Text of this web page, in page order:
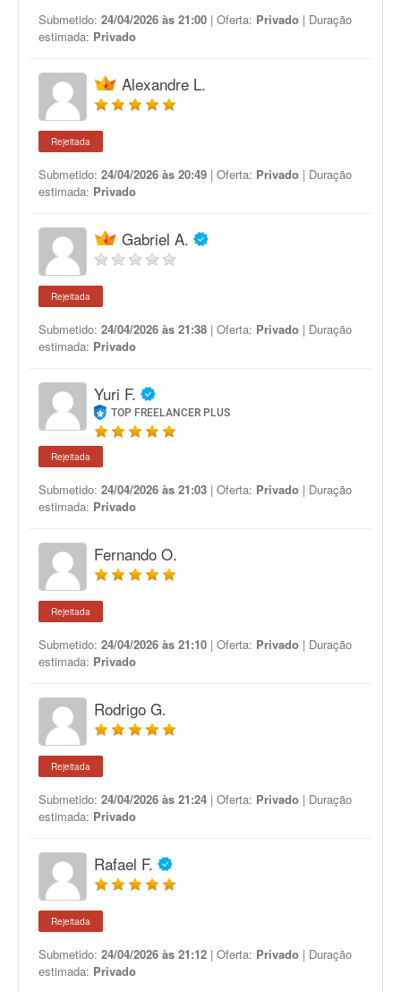
Submetido: 24/04/2026 às 21:00 | Oferta: Privado | Duração
estimada: Privado
Alexandre L.
Rejeitada
Submetido: 24/04/2026 às 20:49 | Oferta: Privado | Duração
estimada: Privado
Gabriel A.
Rejeitada
Submetido: 24/04/2026 às 21:38 | Oferta: Privado | Duração
estimada: Privado
Yuri F.
TOP FREELANCER PLUS
Rejeitada
Submetido: 24/04/2026 às 21:03 | Oferta: Privado | Duração
estimada: Privado
Fernando O.
Rejeitada
Submetido: 24/04/2026 às 21:10 | Oferta: Privado | Duração
estimada: Privado
Rodrigo G.
Rejeitada
Submetido: 24/04/2026 às 21:24 | Oferta: Privado | Duração
estimada: Privado
Rafael F.
Rejeitada
Submetido: 24/04/2026 às 21:12 | Oferta: Privado | Duração
estimada: Privado